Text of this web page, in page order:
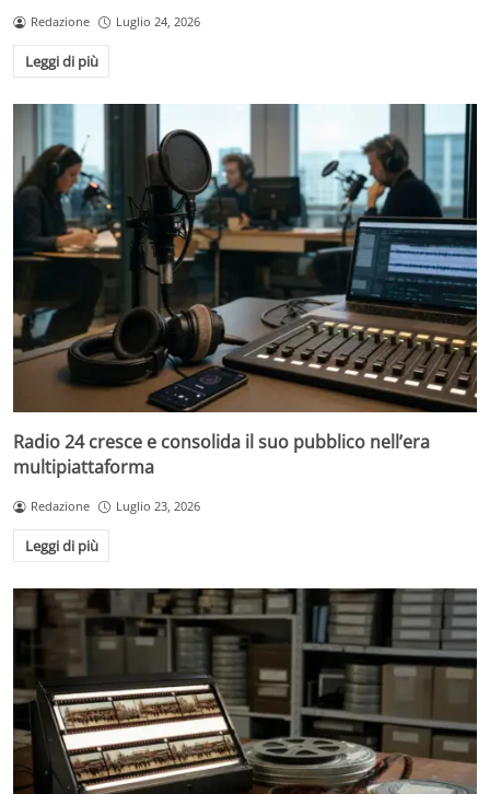
Redazione Luglio 24, 2026
Leggi di più
Radio 24 cresce e consolida il suo pubblico nell’era
multipiattaforma
Redazione Luglio 23, 2026
Leggi di più